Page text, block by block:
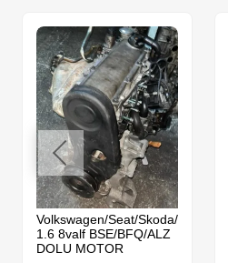
Volkswagen/Seat/Skoda/Audi
1.6 8valf BSE/BFQ/ALZ
DOLU MOTOR